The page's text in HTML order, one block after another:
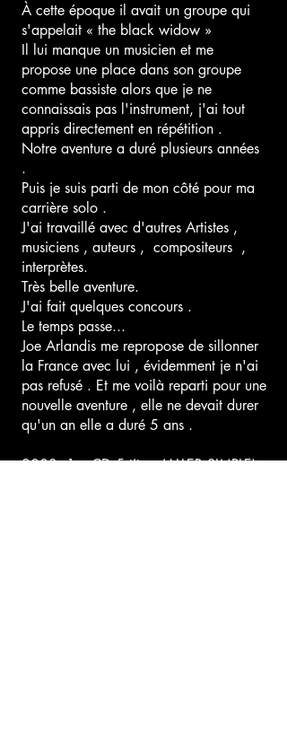
À cette époque il avait un groupe qui
s'appelait « the black widow »
Il lui manque un musicien et me
propose une place dans son groupe
comme bassiste alors que je ne
connaissais pas l'instrument, j'ai tout
appris directement en répétition .
Notre aventure a duré plusieurs années
.
Puis je suis parti de mon côté pour ma
carrière solo .
J'ai travaillé avec d'autres Artistes ,
musiciens , auteurs , compositeurs ,
interprètes.
Très belle aventure.
J'ai fait quelques concours .
Le temps passe...
Joe Arlandis me repropose de sillonner
la France avec lui , évidemment je n'ai
pas refusé . Et me voilà reparti pour une
nouvelle aventure , elle ne devait durer
qu'un an elle a duré 5 ans .
2003, 1er CD 5 titres (ALLER SIMPLE)